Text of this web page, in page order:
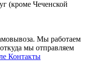
(кроме Чеченской
Мы работаем
мы отправляем
Контакты